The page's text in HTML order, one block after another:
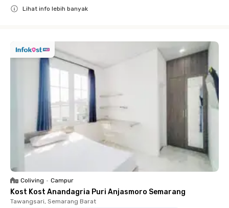
Lihat info lebih banyak
Coliving • Campur
Kost Kost Anandagria Puri Anjasmoro Semarang
Tawangsari, Semarang Barat